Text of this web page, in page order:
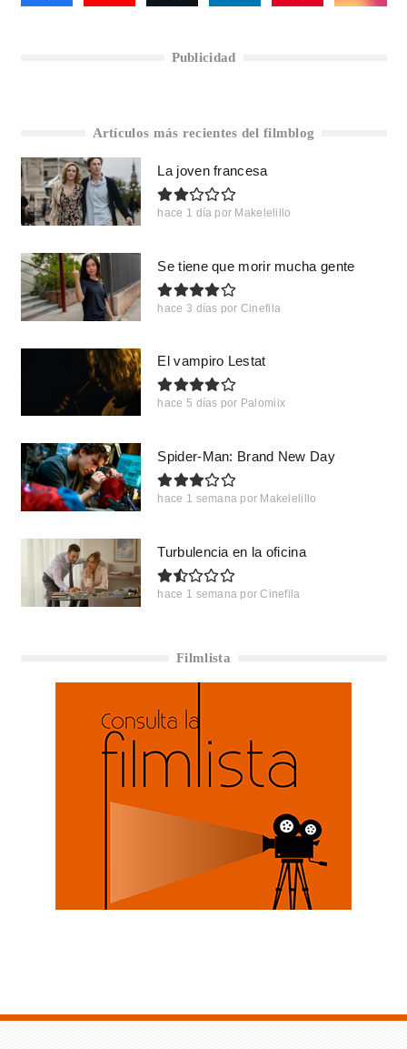
Publicidad
Artículos más recientes del filmblog
La joven francesa
hace 1 día por Makelelillo
Se tiene que morir mucha gente
hace 3 días por Cinefila
El vampiro Lestat
hace 5 días por Palomiix
Spider-Man: Brand New Day
hace 1 semana por Makelelillo
Turbulencia en la oficina
hace 1 semana por Cinefila
Filmlista